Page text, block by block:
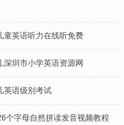
童英语听力在线听免费
深圳市小学英语资源网
英语级别考试
个字母自然拼读发音视频教程